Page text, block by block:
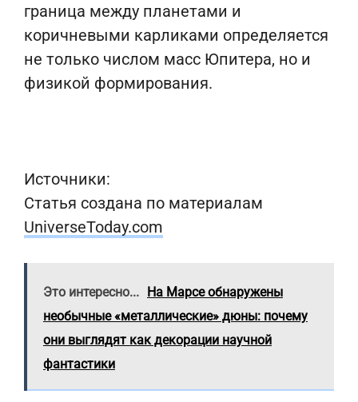
граница между планетами и
коричневыми карликами определяется
не только числом масс Юпитера, но и
физикой формирования.
Источники:
Статья создана по материалам
UniverseToday.com
Это интересно... На Марсе обнаружены
необычные «металлические» дюны: почему
они выглядят как декорации научной
фантастики